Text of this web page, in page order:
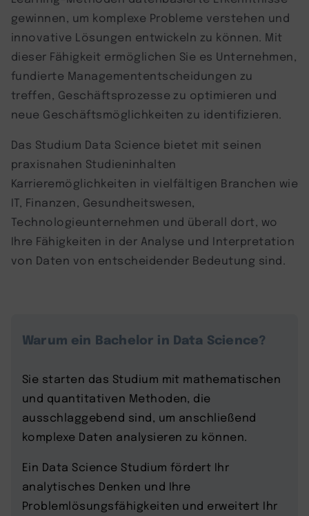
gewinnen, um komplexe Probleme verstehen und
innovative Lösungen entwickeln zu können. Mit
dieser Fähigkeit ermöglichen Sie es Unternehmen,
fundierte Managemententscheidungen zu
treffen, Geschäftsprozesse zu optimieren und
neue Geschäftsmöglichkeiten zu identifizieren.
Das Studium Data Science bietet mit seinen
praxisnahen Studieninhalten
Karrieremöglichkeiten in vielfältigen Branchen wie
IT, Finanzen, Gesundheitswesen,
Technologieunternehmen und überall dort, wo
Ihre Fähigkeiten in der Analyse und Interpretation
von Daten von entscheidender Bedeutung sind.
Warum ein Bachelor in Data Science?
Sie starten das Studium mit mathematischen
und quantitativen Methoden, die
ausschlaggebend sind, um anschließend
komplexe Daten analysieren zu können.
Ein Data Science Studium fördert Ihr
analytisches Denken und Ihre
Problemlösungsfähigkeiten und erweitert Ihr